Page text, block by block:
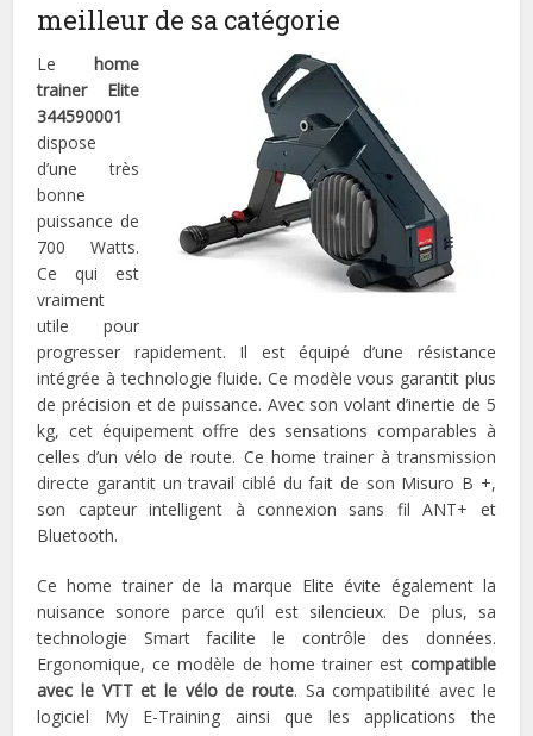
meilleur de sa catégorie
Le home
trainer Elite
344590001
dispose
d’une très
bonne
puissance de
700 Watts.
Ce qui est
vraiment
utile pour
progresser rapidement. Il est équipé d’une résistance
intégrée à technologie fluide. Ce modèle vous garantit plus
de précision et de puissance. Avec son volant d’inertie de 5
kg, cet équipement offre des sensations comparables à
celles d’un vélo de route. Ce home trainer à transmission
directe garantit un travail ciblé du fait de son Misuro B +,
son capteur intelligent à connexion sans fil ANT+ et
Bluetooth.
Ce home trainer de la marque Elite évite également la
nuisance sonore parce qu’il est silencieux. De plus, sa
technologie Smart facilite le contrôle des données.
Ergonomique, ce modèle de home trainer est compatible
avec le VTT et le vélo de route. Sa compatibilité avec le
logiciel My E-Training ainsi que les applications the